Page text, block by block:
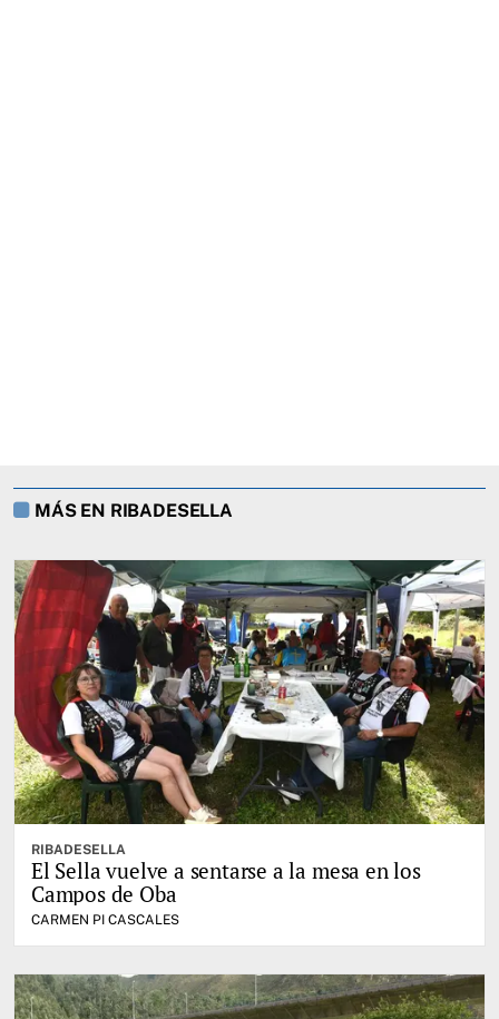
MÁS EN RIBADESELLA
RIBADESELLA
El Sella vuelve a sentarse a la mesa en los
Campos de Oba
CARMEN PI CASCALES